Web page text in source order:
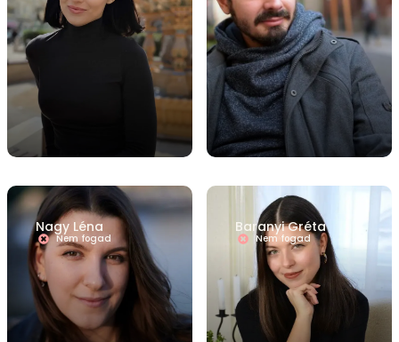
Nagy Léna
Nem fogad
Baranyi Gréta
Nem fogad